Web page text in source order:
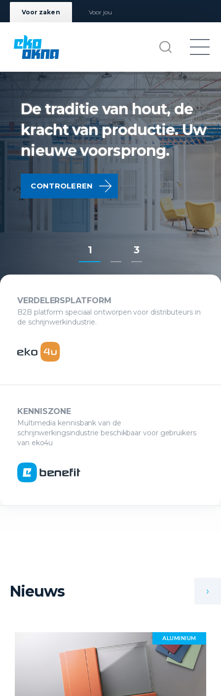
Voor zaken Voor jou
De traditie van hout, de
kracht van productie. Uw
nieuwe voorsprong.
CONTROLEREN
1 3
VERDELERSPLATFORM
B2B platform speciaal ontworpen voor distributeurs in
de schrijnwerkindustrie.
KENNISZONE
Multimedia kennisbank van de
schrijnwerkingsindustrie beschikbaar voor gebruikers
van eko4u
Nieuws
ALUMINIUM
›